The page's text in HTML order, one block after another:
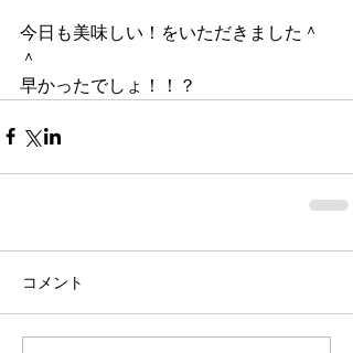
今日も美味しい！をいただきました＾
＾
早かったでしょ！！？
コメント